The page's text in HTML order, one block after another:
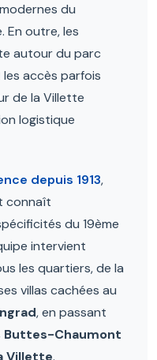
du
En outre, les
autour du parc
accès parfois
de la Villette
logistique
depuis 1913,
connaît
du 19ème
intervient
les quartiers, de la
villas cachées au
, en passant
Buttes-Chaumont
Villette.